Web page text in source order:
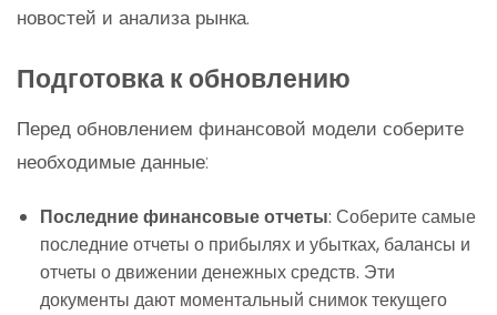
новостей и анализа рынка.
Подготовка к обновлению
Перед обновлением финансовой модели соберите
необходимые данные:
Последние финансовые отчеты: Соберите самые
последние отчеты о прибылях и убытках, балансы и
отчеты о движении денежных средств. Эти
документы дают моментальный снимок текущего